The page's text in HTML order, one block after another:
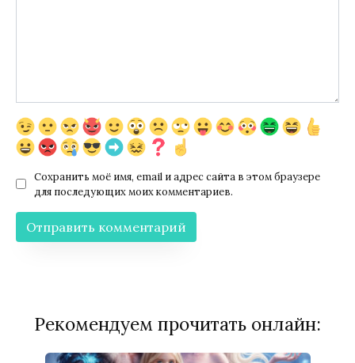
Сохранить моё имя, email и адрес сайта в этом браузере
для последующих моих комментариев.
Рекомендуем прочитать онлайн: